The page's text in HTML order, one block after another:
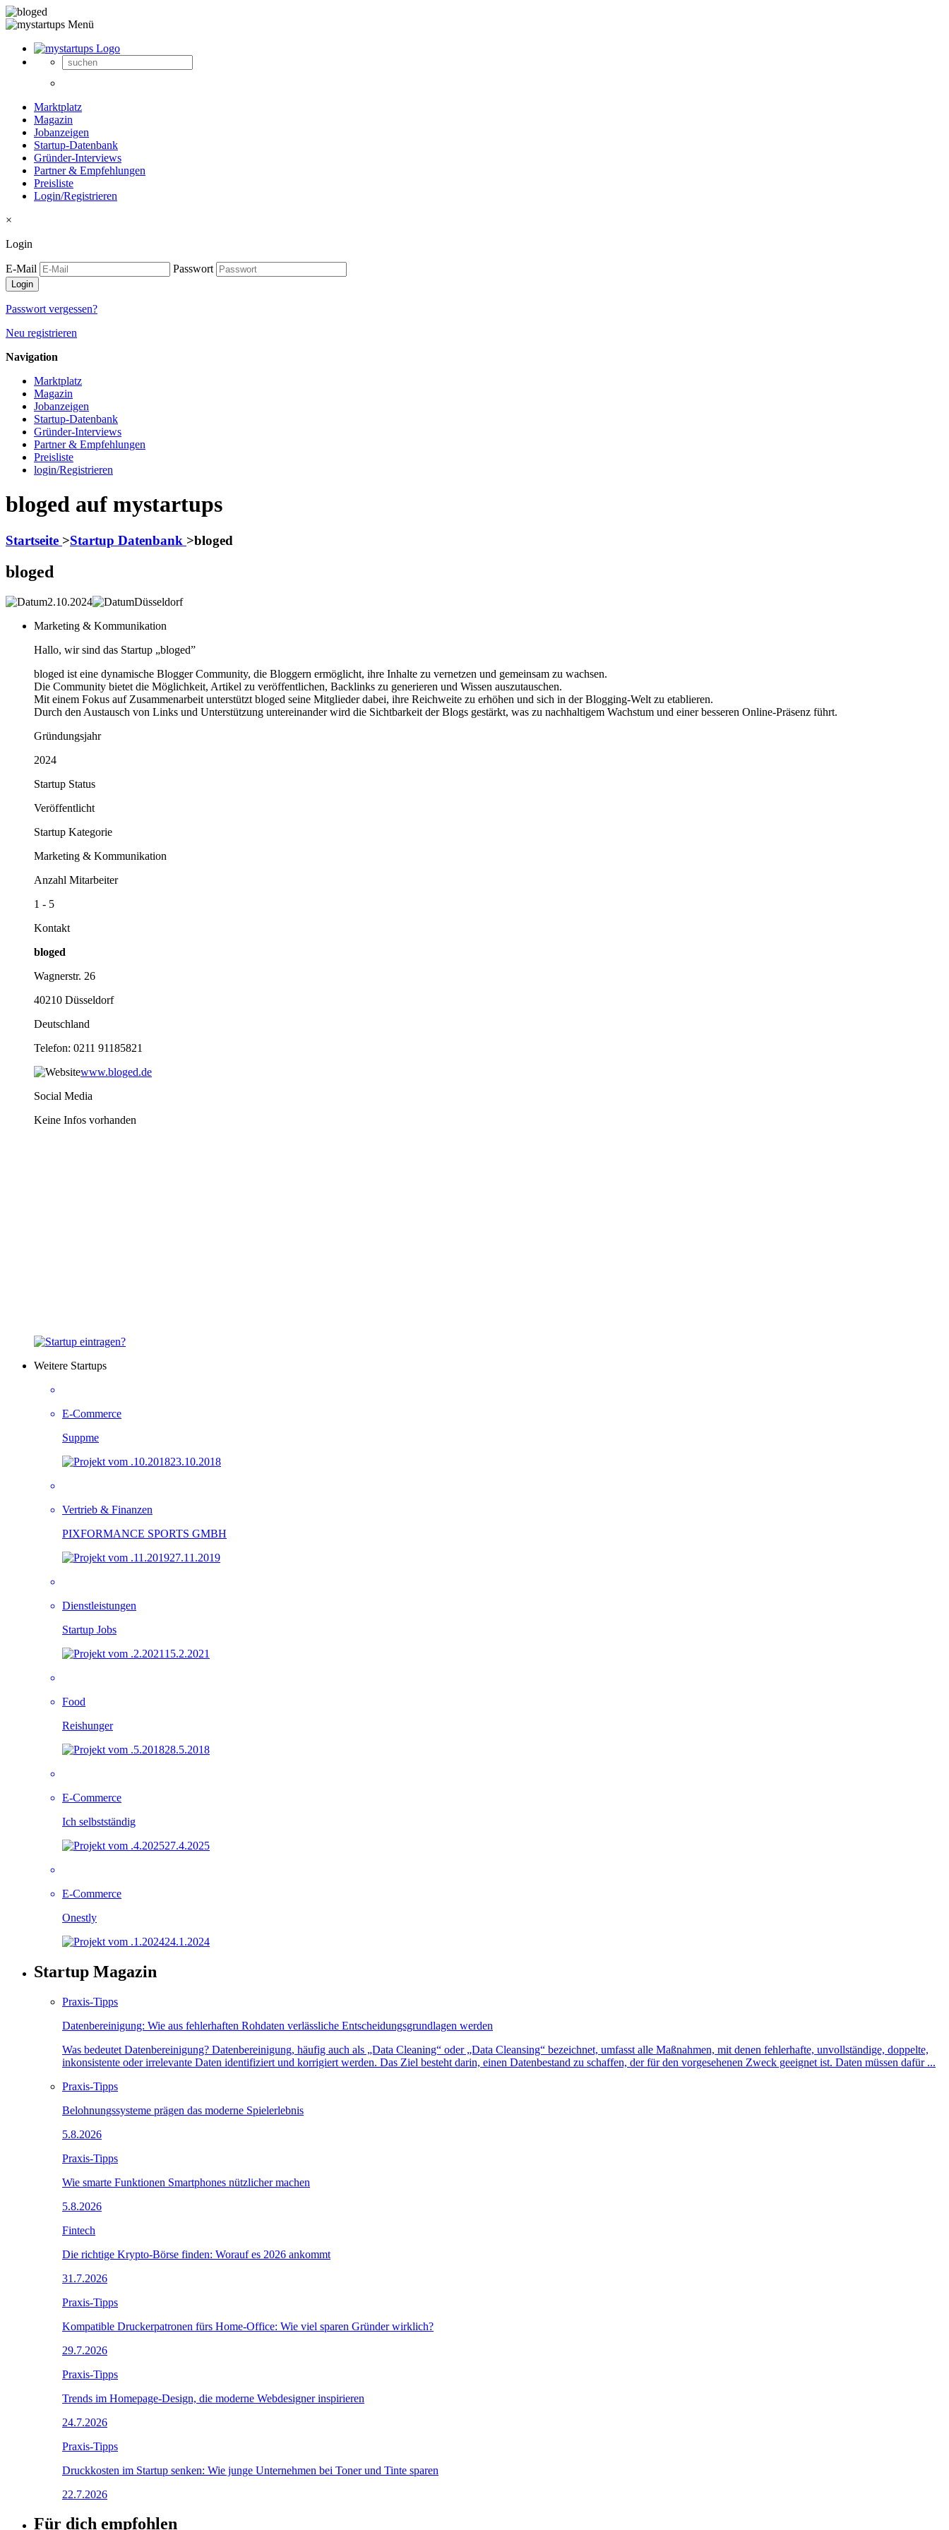
Marktplatz
Magazin
Jobanzeigen
Startup-Datenbank
Gründer-Interviews
Partner & Empfehlungen
Preisliste
Login/Registrieren
×
Login
E-Mail Passwort
Passwort vergessen?
Neu registrieren
Navigation
Marktplatz
Magazin
Jobanzeigen
Startup-Datenbank
Gründer-Interviews
Partner & Empfehlungen
Preisliste
login/Registrieren
bloged auf mystartups
Startseite >Startup Datenbank >bloged
bloged
2.10.2024
Düsseldorf
Marketing & Kommunikation
Hallo, wir sind das Startup „bloged”
bloged ist eine dynamische Blogger Community, die Bloggern ermöglicht, ihre Inhalte zu vernetzen und gemeinsam zu wachsen.
Die Community bietet die Möglichkeit, Artikel zu veröffentlichen, Backlinks zu generieren und Wissen auszutauschen.
Mit einem Fokus auf Zusammenarbeit unterstützt bloged seine Mitglieder dabei, ihre Reichweite zu erhöhen und sich in der Blogging-Welt zu etablieren.
Durch den Austausch von Links und Unterstützung untereinander wird die Sichtbarkeit der Blogs gestärkt, was zu nachhaltigem Wachstum und einer besseren Online-Präsenz führt.
Gründungsjahr
2024
Startup Status
Veröffentlicht
Startup Kategorie
Marketing & Kommunikation
Anzahl Mitarbeiter
1 - 5
Kontakt
bloged
Wagnerstr. 26
40210 Düsseldorf
Deutschland
Telefon: 0211 91185821
www.bloged.de
Social Media
Keine Infos vorhanden
Weitere Startups
E-Commerce
Suppme
23.10.2018
Vertrieb & Finanzen
PIXFORMANCE SPORTS GMBH
27.11.2019
Dienstleistungen
Startup Jobs
15.2.2021
Food
Reishunger
28.5.2018
E-Commerce
Ich selbstständig
27.4.2025
E-Commerce
Onestly
24.1.2024
Startup Magazin
Praxis-Tipps
Datenbereinigung: Wie aus fehlerhaften Rohdaten verlässliche Entscheidungsgrundlagen werden
Was bedeutet Datenbereinigung? Datenbereinigung, häufig auch als „Data Cleaning“ oder „Data Cleansing“ bezeichnet, umfasst alle Maßnahmen, mit denen fehlerhafte, unvollständige, doppelte,
inkonsistente oder irrelevante Daten identifiziert und korrigiert werden. Das Ziel besteht darin, einen Datenbestand zu schaffen, der für den vorgesehenen Zweck geeignet ist. Daten müssen dafür ...
Praxis-Tipps
Belohnungssysteme prägen das moderne Spielerlebnis
5.8.2026
Praxis-Tipps
Wie smarte Funktionen Smartphones nützlicher machen
5.8.2026
Fintech
Die richtige Krypto-Börse finden: Worauf es 2026 ankommt
31.7.2026
Praxis-Tipps
Kompatible Druckerpatronen fürs Home-Office: Wie viel sparen Gründer wirklich?
29.7.2026
Praxis-Tipps
Trends im Homepage-Design, die moderne Webdesigner inspirieren
24.7.2026
Praxis-Tipps
Druckkosten im Startup senken: Wie junge Unternehmen bei Toner und Tinte sparen
22.7.2026
Für dich empfohlen